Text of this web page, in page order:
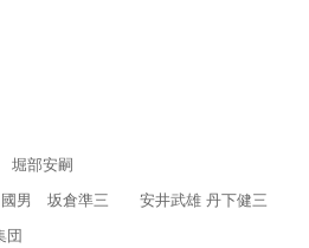
部安嗣
男 坂倉準三 安井武雄 丹下健三
団